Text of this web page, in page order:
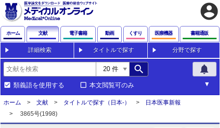
account_circle
ホーム 文献 電子書籍 動画 くすり 医療機器 書籍通販
詳細検索 タイトルで探す 分野で探す
search notifications
類義語を使用する 本文閲覧可のみ
ホーム 文献 タイトルで探す（日本-）
日本医事新報
3865号(1998)